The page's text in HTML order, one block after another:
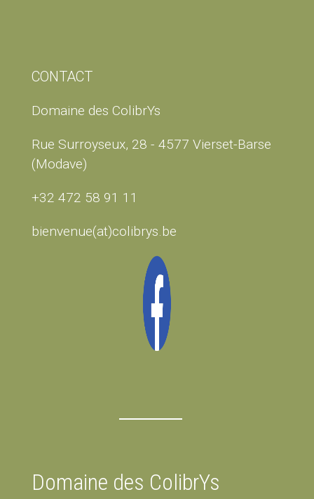
CONTACT
Domaine des ColibrYs
Rue Surroyseux, 28 - 4577 Vierset-Barse
(Modave)
+32 472 58 91 11
bienvenue(at)colibrys.be
Domaine des ColibrYs